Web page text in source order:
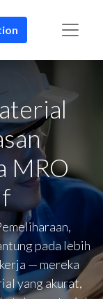
MRO
pada lebih
— mereka
yang akurat,